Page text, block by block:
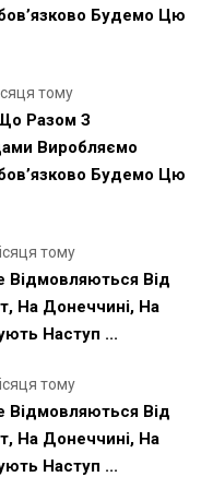
Будемо Цю
тому
Разом З
Виробляємо
Будемо Цю
тому
Відмовляються Від
На Донеччині, На
Наступ ...
тому
Відмовляються Від
На Донеччині, На
Наступ ...